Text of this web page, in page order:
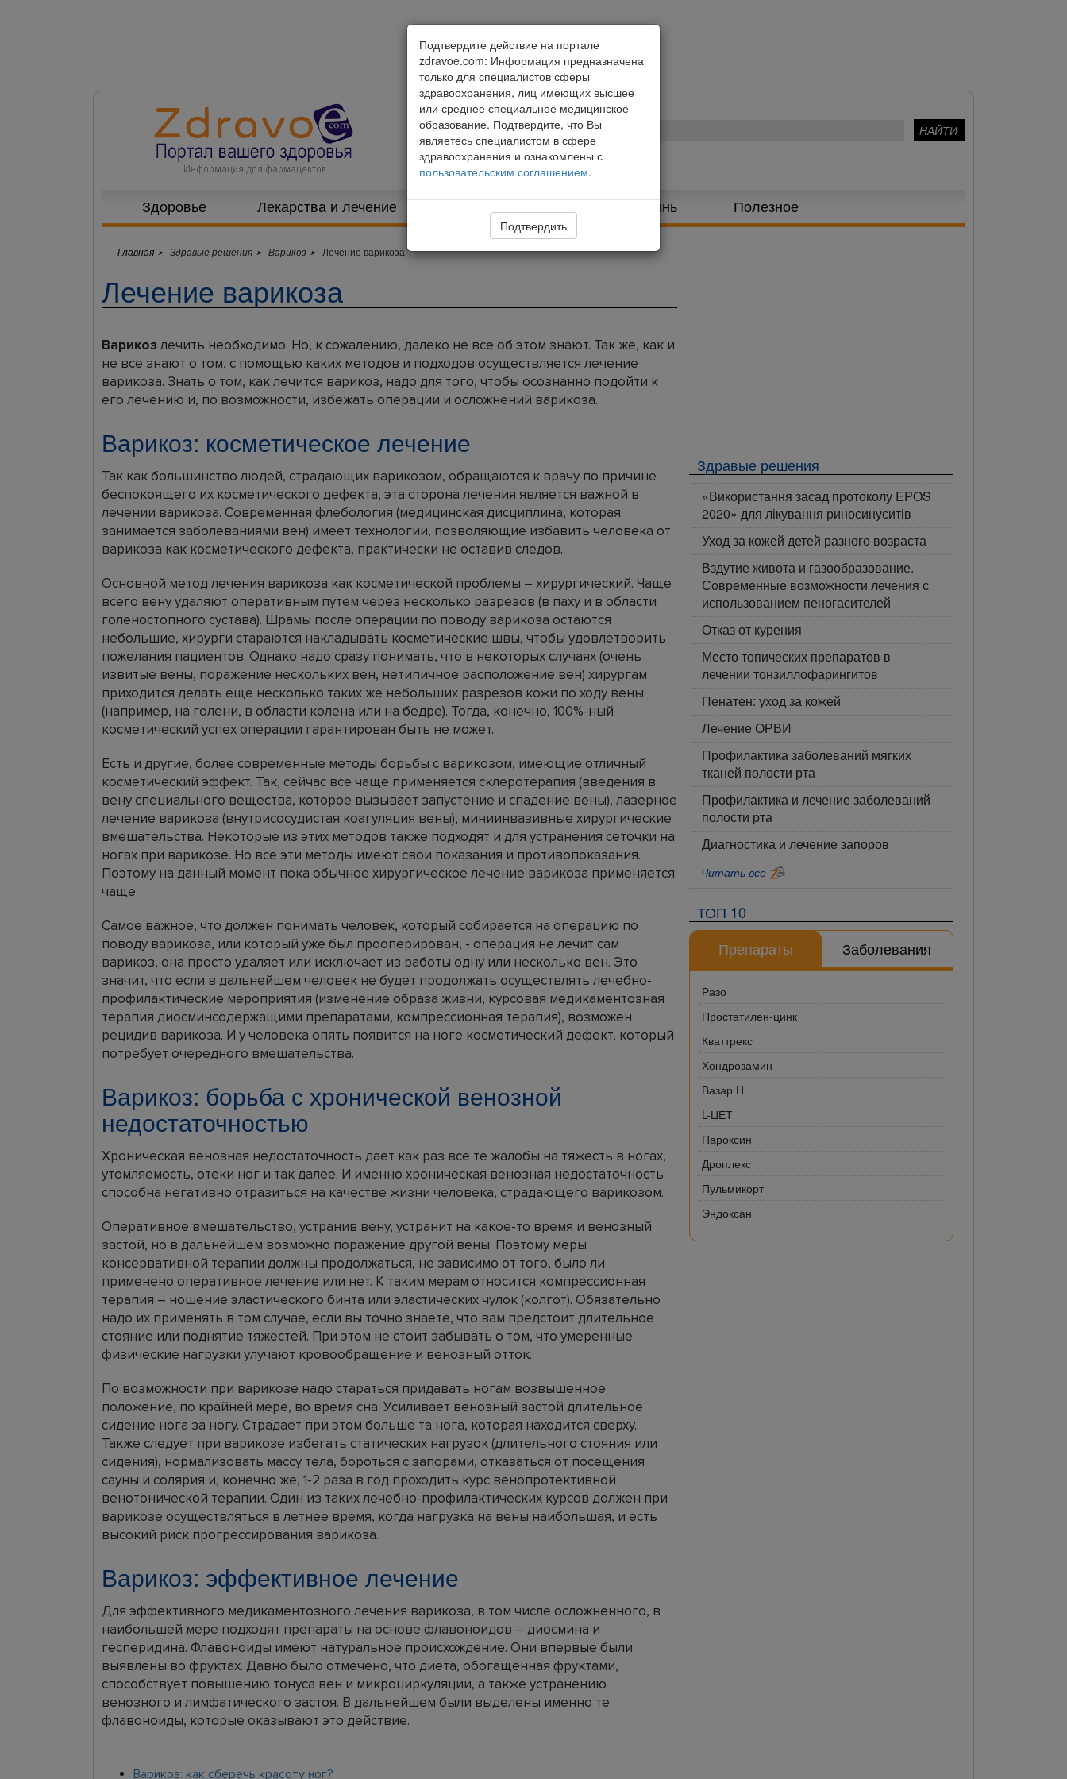
Здоровье Лекарства и лечение Питание и диета Здоровая жизнь Полезное
Главная Здравые решения Варикоз Лечение варикоза
Лечение варикоза
Варикоз лечить необходимо. Но, к сожалению, далеко не все об этом знают. Так же, как и
не все знают о том, с помощью каких методов и подходов осуществляется лечение
варикоза. Знать о том, как лечится варикоз, надо для того, чтобы осознанно подойти к
его лечению и, по возможности, избежать операции и осложнений варикоза.
Варикоз: косметическое лечение
Так как большинство людей, страдающих варикозом, обращаются к врачу по причине
беспокоящего их косметического дефекта, эта сторона лечения является важной в
лечении варикоза. Современная флебология (медицинская дисциплина, которая
занимается заболеваниями вен) имеет технологии, позволяющие избавить человека от
варикоза как косметического дефекта, практически не оставив следов.
Основной метод лечения варикоза как косметической проблемы – хирургический. Чаще
всего вену удаляют оперативным путем через несколько разрезов (в паху и в области
голеностопного сустава). Шрамы после операции по поводу варикоза остаются
небольшие, хирурги стараются накладывать косметические швы, чтобы удовлетворить
пожелания пациентов. Однако надо сразу понимать, что в некоторых случаях (очень
извитые вены, поражение нескольких вен, нетипичное расположение вен) хирургам
приходится делать еще несколько таких же небольших разрезов кожи по ходу вены
(например, на голени, в области колена или на бедре). Тогда, конечно, 100%-ный
косметический успех операции гарантирован быть не может.
Есть и другие, более современные методы борьбы с варикозом, имеющие отличный
косметический эффект. Так, сейчас все чаще применяется склеротерапия (введения в
вену специального вещества, которое вызывает запустение и спадение вены), лазерное
лечение варикоза (внутрисосудистая коагуляция вены), миниинвазивные хирургические
вмешательства. Некоторые из этих методов также подходят и для устранения сеточки на
ногах при варикозе. Но все эти методы имеют свои показания и противопоказания.
Поэтому на данный момент пока обычное хирургическое лечение варикоза применяется
чаще.
Самое важное, что должен понимать человек, который собирается на операцию по
поводу варикоза, или который уже был прооперирован, - операция не лечит сам
варикоз, она просто удаляет или исключает из работы одну или несколько вен. Это
значит, что если в дальнейшем человек не будет продолжать осуществлять лечебно-
профилактические мероприятия (изменение образа жизни, курсовая медикаментозная
терапия диосминсодержащими препаратами, компрессионная терапия), возможен
рецидив варикоза. И у человека опять появится на ноге косметический дефект, который
потребует очередного вмешательства.
Варикоз: борьба с хронической венозной
недостаточностью
Хроническая венозная недостаточность дает как раз все те жалобы на тяжесть в ногах,
утомляемость, отеки ног и так далее. И именно хроническая венозная недостаточность
способна негативно отразиться на качестве жизни человека, страдающего варикозом.
Оперативное вмешательство, устранив вену, устранит на какое-то время и венозный
застой, но в дальнейшем возможно поражение другой вены. Поэтому меры
консервативной терапии должны продолжаться, не зависимо от того, было ли
применено оперативное лечение или нет. К таким мерам относится компрессионная
терапия – ношение эластического бинта или эластических чулок (колгот). Обязательно
надо их применять в том случае, если вы точно знаете, что вам предстоит длительное
стояние или поднятие тяжестей. При этом не стоит забывать о том, что умеренные
физические нагрузки улучают кровообращение и венозный отток.
По возможности при варикозе надо стараться придавать ногам возвышенное
положение, по крайней мере, во время сна. Усиливает венозный застой длительное
сидение нога за ногу. Страдает при этом больше та нога, которая находится сверху.
Также следует при варикозе избегать статических нагрузок (длительного стояния или
сидения), нормализовать массу тела, бороться с запорами, отказаться от посещения
сауны и солярия и, конечно же, 1-2 раза в год проходить курс венопротективной
венотонической терапии. Один из таких лечебно-профилактических курсов должен при
варикозе осуществляться в летнее время, когда нагрузка на вены наибольшая, и есть
высокий риск прогрессирования варикоза.
Варикоз: эффективное лечение
Для эффективного медикаментозного лечения варикоза, в том числе осложненного, в
наибольшей мере подходят препараты на основе флавоноидов – диосмина и
гесперидина. Флавоноиды имеют натуральное происхождение. Они впервые были
выявлены во фруктах. Давно было отмечено, что диета, обогащенная фруктами,
способствует повышению тонуса вен и микроциркуляции, а также устранению
венозного и лимфатического застоя. В дальнейшем были выделены именно те
флавоноиды, которые оказывают это действие.
Варикоз: как сберечь красоту ног?
Здравые решения
«Використання засад протоколу EPOS
2020» для лікування риносинуситів
Уход за кожей детей разного возраста
Вздутие живота и газообразование.
Современные возможности лечения с
использованием пеногасителей
Отказ от курения
Место топических препаратов в
лечении тонзиллофарингитов
Пенатен: уход за кожей
Лечение ОРВИ
Профилактика заболеваний мягких
тканей полости рта
Профилактика и лечение заболеваний
полости рта
Диагностика и лечение запоров
Читать все
ТОП 10
Препараты
Заболевания
Разо
Простатилен-цинк
Кваттрекс
Хондрозамин
Вазар Н
L-ЦЕТ
Пароксин
Дроплекс
Пульмикорт
Эндоксан
Подтвердите действие на портале
zdravoe.com: Информация предназначена
только для специалистов сферы
здравоохранения, лиц имеющих высшее
или среднее специальное медицинское
образование. Подтвердите, что Вы
являетесь специалистом в сфере
здравоохранения и ознакомлены с
пользовательским соглашением.
Подтвердить